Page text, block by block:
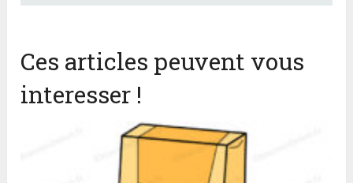
Ces articles peuvent vous
interesser !